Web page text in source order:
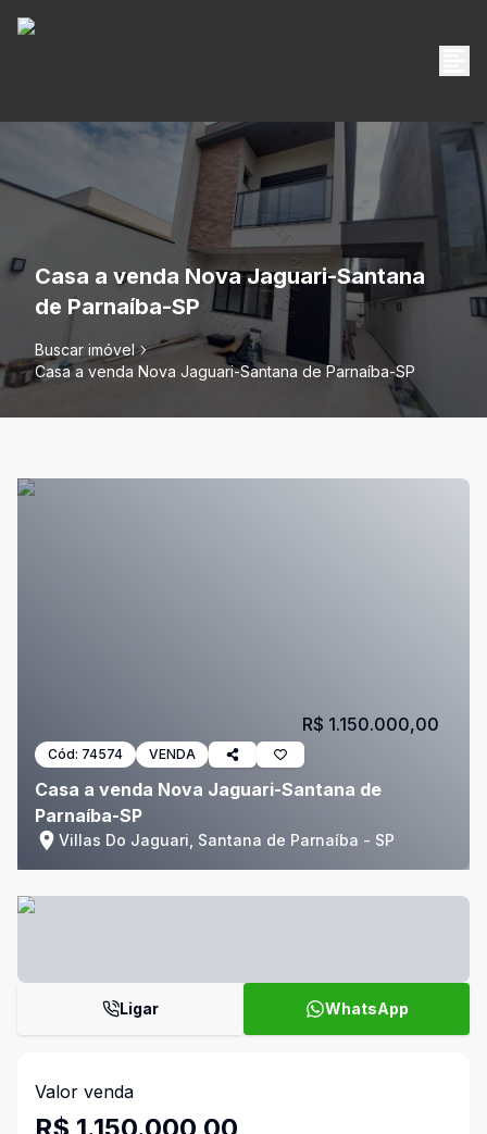
Casa a venda Nova Jaguari-Santana
de Parnaíba-SP
Buscar imóvel
Casa a venda Nova Jaguari-Santana de Parnaíba-SP
Cód: 74574 VENDA
Casa a venda Nova Jaguari-Santana de
Parnaíba-SP
Villas Do Jaguari, Santana de Parnaíba - SP
R$ 1.150.000,00
Ligar WhatsApp
Valor venda